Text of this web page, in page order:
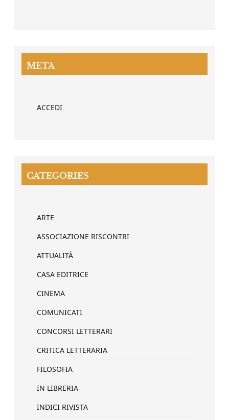
META
ACCEDI
CATEGORIES
ARTE
ASSOCIAZIONE RISCONTRI
ATTUALITÀ
CASA EDITRICE
CINEMA
COMUNICATI
CONCORSI LETTERARI
CRITICA LETTERARIA
FILOSOFIA
IN LIBRERIA
INDICI RIVISTA